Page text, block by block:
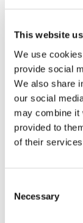
This website
We use
provide social
We also share
our social
may combine it
provided to
of their
Selection
Necessary
Ваш тест